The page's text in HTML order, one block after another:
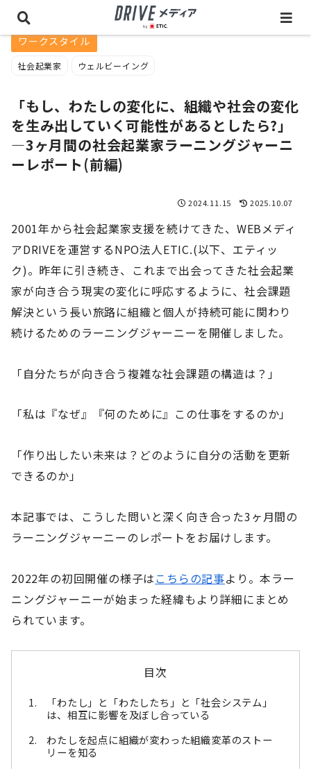
ワークスタイル
社会起業家 ウェルビーイング
「もし、わたしの変化に、組織や社会の変化
を生み出していく可能性があるとしたら?」
―3ヶ月間の社会起業家ラーニングジャーニ
ーレポート(前編)
2024.11.15 2025.10.07
2001年から社会起業家支援を続けてきた、WEBメディ
アDRIVEを運営するNPO法人ETIC.(以下、エティッ
ク)。昨年に引き続き、これまで出会ってきた社会起業
家が向き合う現実の変化に呼応するように、社会課題
解決という長い旅路に組織と個人が持続可能に関わり
続けるためのラーニングジャーニーを開催しました。
「自分たちが向き合う複雑な社会課題の構造は？」
「私は『なぜ』『何のために』この仕事をするのか」
「作り出したい未来は？どのように自分の活動を更新
できるのか」
本記事では、こうした問いと深く向き合った3ヶ月間の
ラーニングジャーニーのレポートをお届けします。
2022年の初回開催の様子はこちらの記事より。本ラー
ニングジャーニーが始まった経緯もより詳細にまとめ
られています。
目次
「わたし」と「わたしたち」と「社会システム」
は、相互に影響を及ぼし合っている
わたしを起点に組織が変わった組織変革のストー
リーを知る